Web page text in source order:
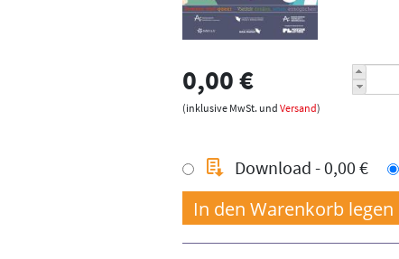
0,00 €
(inklusive MwSt. und Versand)
Download - 0,00 €